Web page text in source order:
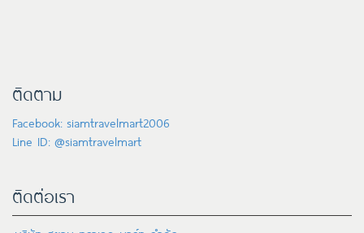
ติดตาม
Facebook: siamtravelmart2006
Line ID: @siamtravelmart
ติดต่อเรา